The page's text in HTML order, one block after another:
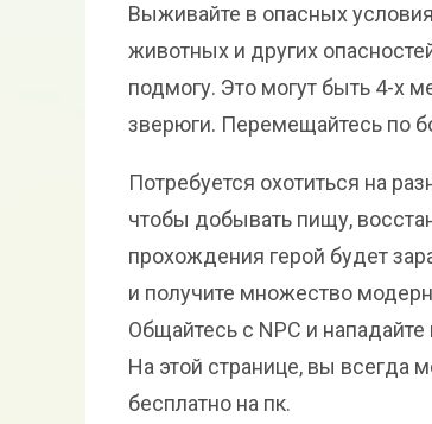
Выживайте в опасных
животных и других
подмогу. Это могут быть 4-х
зверюги. Перемещайтесь по
Потребуется охотиться на
чтобы добывать пищу,
прохождения герой будет
и получите множество
Общайтесь с NPC и
На этой странице, вы всегда
бесплатно на пк.